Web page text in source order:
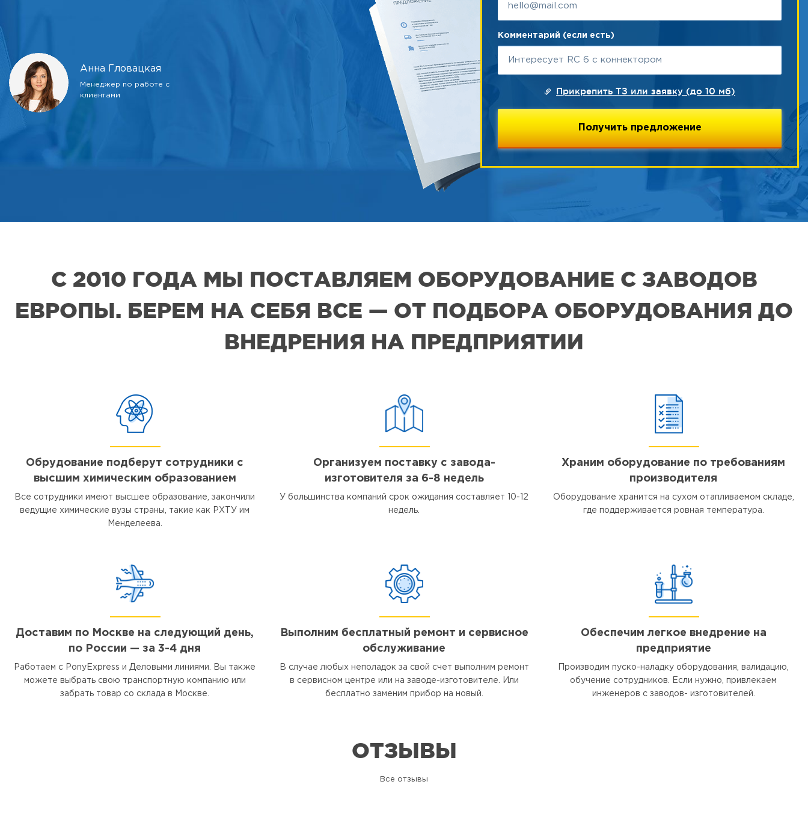
Анна Гловацкая
Менеджер по работе с
клиентами
Комментарий (если есть)
Прикрепить ТЗ или заявку (до 10 мб)
С 2010 ГОДА МЫ ПОСТАВЛЯЕМ ОБОРУДОВАНИЕ С ЗАВОДОВ
ЕВРОПЫ. БЕРЕМ НА СЕБЯ ВСЕ — ОТ ПОДБОРА ОБОРУДОВАНИЯ ДО
ВНЕДРЕНИЯ НА ПРЕДПРИЯТИИ
Обрудование подберут сотрудники с
высшим химическим образованием
Все сотрудники имеют высшее образование, закончили
ведущие химические вузы страны, такие как РХТУ им
Менделеева.
Организуем поставку с завода-
изготовителя за 6-8 недель
У большинства компаний срок ожидания составляет 10-12
недель.
Храним оборудование по требованиям
производителя
Оборудование хранится на сухом отапливаемом складе,
где поддерживается ровная температура.
Доставим по Москве на следующий день,
по России — за 3-4 дня
Работаем с PonyExpress и Деловыми линиями. Вы также
можете выбрать свою транспортную компанию или
забрать товар со склада в Москве.
Выполним бесплатный ремонт и сервисное
обслуживание
В случае любых неполадок за свой счет выполним ремонт
в сервисном центре или на заводе-изготовителе. Или
бесплатно заменим прибор на новый.
Обеспечим легкое внедрение на
предприятие
Производим пуско-наладку оборудования, валидацию,
обучение сотрудников. Если нужно, привлекаем
инженеров с заводов- изготовителей.
ОТЗЫВЫ
Все отзывы